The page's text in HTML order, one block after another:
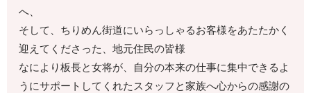
へ、
そして、ちりめん街道にいらっしゃるお客様をあたたかく
迎えてくださった、地元住民の皆様
なにより板長と女将が、自分の本来の仕事に集中できるよ
うにサポートしてくれたスタッフと家族へ心からの感謝の